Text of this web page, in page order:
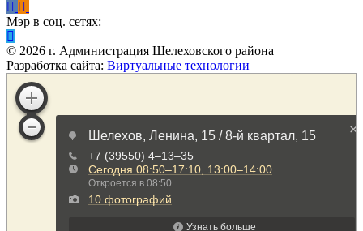
Мэр в соц. сетях:
© 2026 г. Администрация Шелеховского района
Разработка сайта: Виртуальные технологии